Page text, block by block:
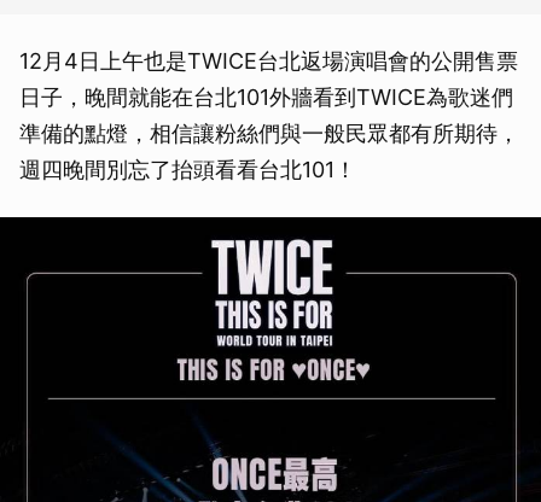
12月4日上午也是TWICE台北返場演唱會的公開售票
日子，晚間就能在台北101外牆看到TWICE為歌迷們
準備的點燈，相信讓粉絲們與一般民眾都有所期待，
週四晚間別忘了抬頭看看台北101！